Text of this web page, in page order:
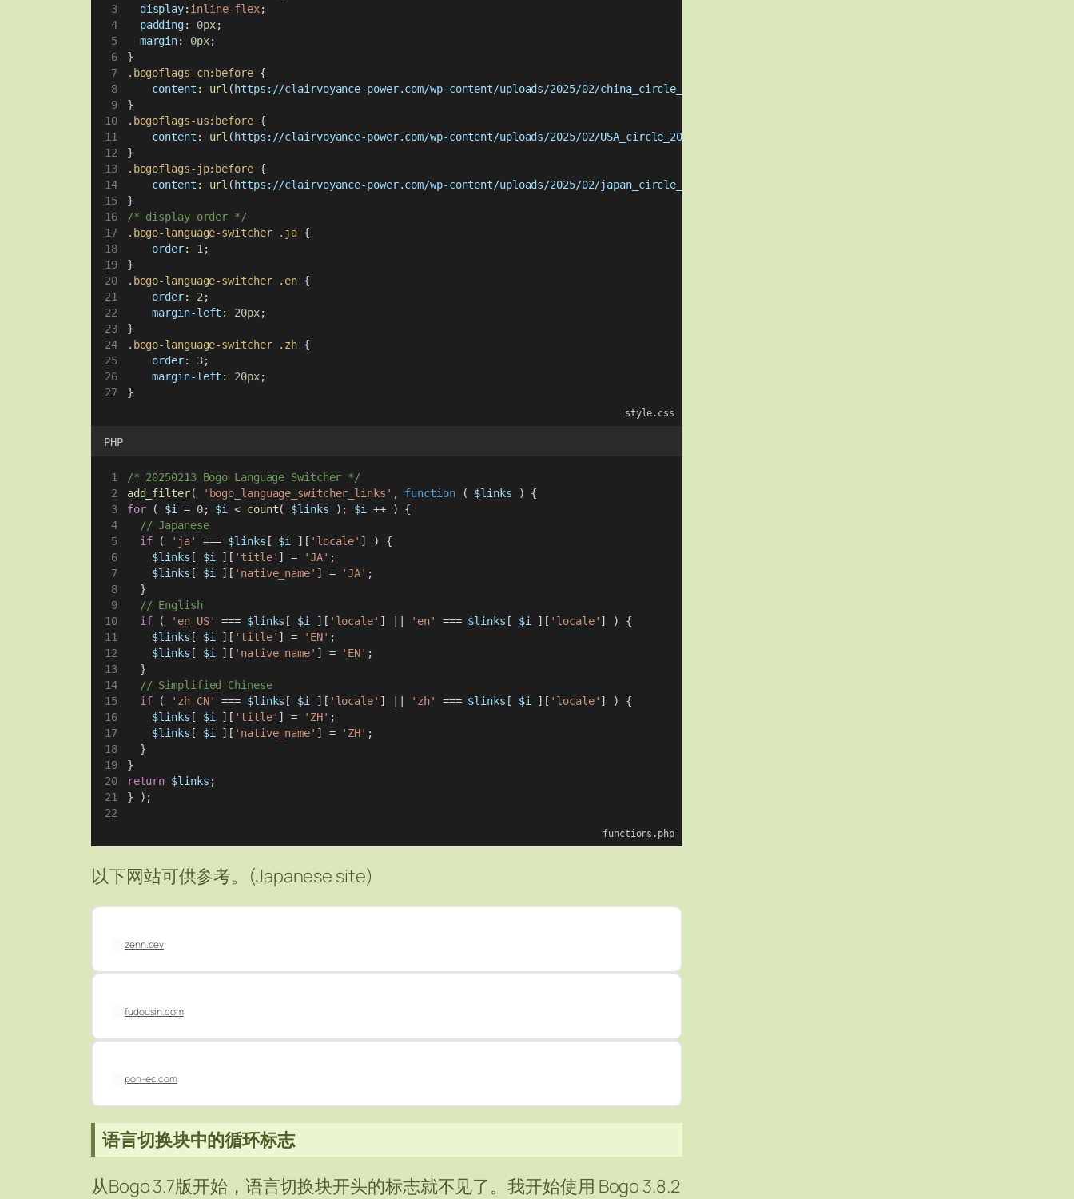
display: inline-flex;
padding: 0px;
margin: 0px;
}
.bogoflags-cn:before {
content : url ( https://clairvoyance-power.com/wp-content/uploads/2025/02/china_circle_20px.png
}
.bogoflags-us:before {
content : url ( https://clairvoyance-power.com/wp-content/uploads/2025/02/USA_circle_20px.png
}
.bogoflags-jp:before {
content : url ( https://clairvoyance-power.com/wp-content/uploads/2025/02/japan_circle_20px.png
}
/* display order */
.bogo-language-switcher
.ja {
order: 1 ;
}
.bogo-language-switcher
.en {
order: 2 ;
margin-left : 20px;
}
.bogo-language-switcher
.zh {
order: 3;
margin-left : 20px;
}
style.css
PHP
/* 20250213 Bogo Language Switcher */
add_filter( 'bogo_language_switcher_links' , function ( $links ) {
for ( $i = 0; $i < count( $links ); $i
++ ) {
// Japanese
if ( 'ja' === $links [ $i ][ 'locale' ] ) {
$links [ $i ][ 'title' ] = 'JA' ;
$links [ $i ][ 'native_name' ] = 'JA' ;
  }
// English
if ( 'en_US' === $links [ $i ][ 'locale' ] || 'en' === $links [ $i ][ 'locale' ] ) {
$links [ $i ][ 'title' ] = 'EN' ;
$links [ $i ][ 'native_name' ] = 'EN' ;
  }
// Simplified Chinese
if ( 'zh_CN' === $links [ $i ][ 'locale' ] || 'zh' === $links [ $i ][ 'locale' ] ) {
$links [ $i ][ 'title' ] = 'ZH' ;
$links [ $i ][ 'native_name' ] = 'ZH' ;
  }
}
return $links ;
} );
functions.php
以下网站可供参考。(Japanese site)
zenn.dev
fudousin.com
pon-ec.com
语言切换块中的循环标志
从Bogo 3.7版开始，语言切换块开头的标志就不见了。我开始使用 Bogo 3.8.2